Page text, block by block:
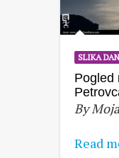
SLIKA
Pogled
By
Read